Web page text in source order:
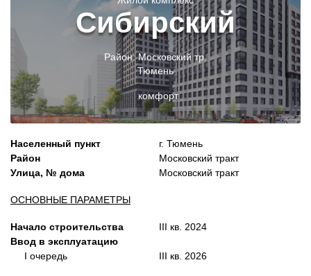
Сибирский
Район:Московский тр.
Тюмень
комфорт
Населенный пункт
Район
Улица, № дома
ОСНОВНЫЕ ПАРАМЕТРЫ
Начало строительства
Ввод в эксплуатацию
I очередь
г. Тюмень
Московский тракт
Московский тракт
III кв. 2024
III кв. 2026